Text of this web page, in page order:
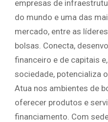
empresas de
do mundo e uma das
mercado, entre as
bolsas. Conecta,
financeiro e de capitais
sociedade, potencializa
Atua nos ambientes de
oferecer produtos e
financiamento. Com